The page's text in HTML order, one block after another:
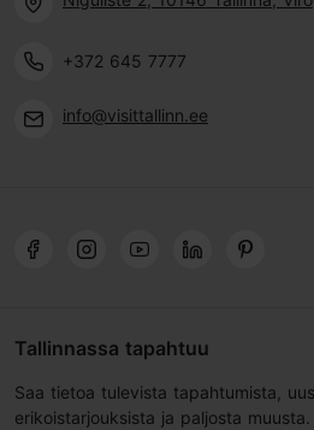
+372 645 7777
info@visittallinn.ee
Tallinnassa tapahtuu
Saa tietoa tulevista tapahtumista,
erikoistarjouksista ja paljosta muusta.